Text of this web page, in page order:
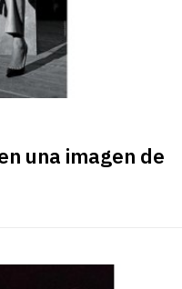
una imagen de